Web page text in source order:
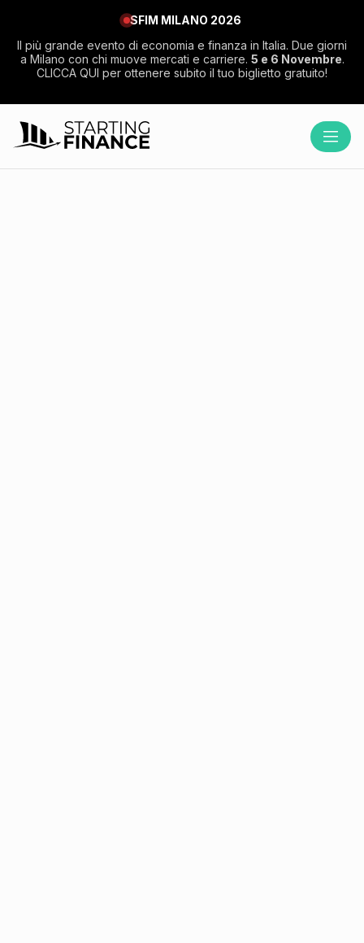
SFIM MILANO 2026
Il più grande evento di economia e finanza in Italia. Due giorni
a Milano con chi muove mercati e carriere. 5 e 6 Novembre.
CLICCA QUI per ottenere subito il tuo biglietto gratuito!